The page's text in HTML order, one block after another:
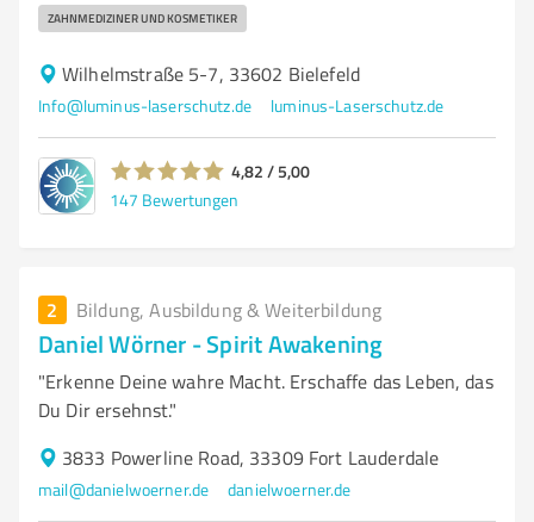
ZAHNMEDIZINER UND KOSMETIKER
Wilhelmstraße 5-7, 33602 Bielefeld
Info@luminus-laserschutz.de luminus-Laserschutz.de
4,82 / 5,00
147 Bewertungen
2 Bildung, Ausbildung & Weiterbildung
Daniel Wörner - Spirit Awakening
"Erkenne Deine wahre Macht. Erschaffe das Leben, das
Du Dir ersehnst."
3833 Powerline Road, 33309 Fort Lauderdale
mail@danielwoerner.de danielwoerner.de